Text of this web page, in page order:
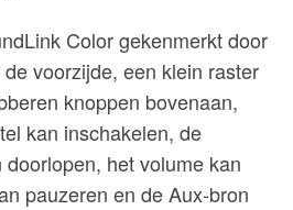
Color gekenmerkt door
voorzijde, een klein raster
knoppen bovenaan,
kan inschakelen, de
het volume kan
pauzeren en de Aux-bron